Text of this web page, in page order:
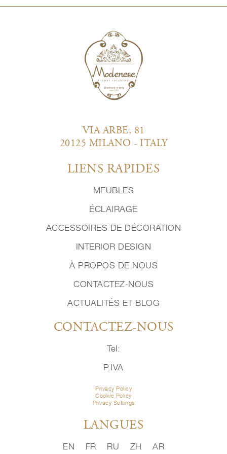
VIA ARBE, 81
20125 MILANO - ITALY
LIENS RAPIDES
MEUBLES
ÉCLAIRAGE
ACCESSOIRES DE DÉCORATION
INTERIOR DESIGN
À PROPOS DE NOUS
CONTACTEZ-NOUS
ACTUALITÉS ET BLOG
CONTACTEZ-NOUS
Tel:
P.IVA
Privacy Policy
Cookie Policy
Privacy Settings
LANGUES
EN FR RU ZH AR